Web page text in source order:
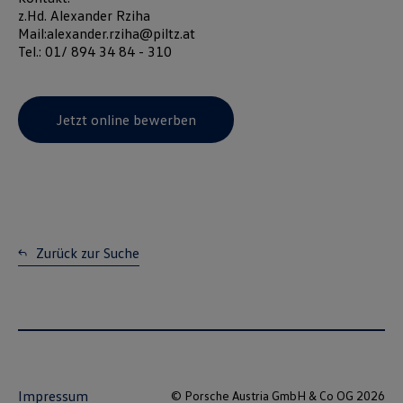
z.Hd. Alexander Rziha
Mail:alexander.rziha@piltz.at
Tel.: 01/ 894 34 84 - 310
Jetzt online bewerben
Zurück zur Suche
Impressum © Porsche Austria GmbH & Co OG 2026